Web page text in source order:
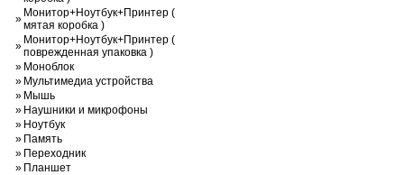
» Монитор+Ноутбук+Принтер (
мятая коробка )
» Монитор+Ноутбук+Принтер (
поврежденная упаковка )
» Моноблок
» Мультимедиа устройства
» Мышь
» Наушники и микрофоны
» Ноутбук
» Память
» Переходник
» Планшет